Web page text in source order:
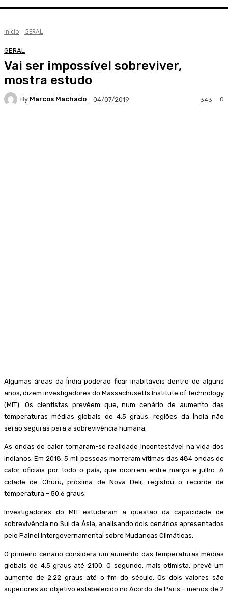
Início GERAL
GERAL
Vai ser impossível sobreviver,
mostra estudo
By Marcos Machado 04/07/2019 0
343
Algumas áreas da Índia poderão ficar inabitáveis dentro de alguns
anos, dizem investigadores do Massachusetts Institute of Technology
(MIT). Os cientistas prevêem que, num cenário de aumento das
temperaturas médias globais de 4,5 graus, regiões da Índia não
serão seguras para a sobrevivência humana.
As ondas de calor tornaram-se realidade incontestável na vida dos
indianos. Em 2018, 5 mil pessoas morreram vítimas das 484 ondas de
calor oficiais por todo o país, que ocorrem entre março e julho. A
cidade de Churu, próxima de Nova Deli, registou o recorde de
temperatura – 50,6 graus.
Investigadores do MIT estudaram a questão da capacidade de
sobrevivência no Sul da Ásia, analisando dois cenários apresentados
pelo Painel Intergovernamental sobre Mudanças Climáticas.
O primeiro cenário considera um aumento das temperaturas médias
globais de 4,5 graus até 2100. O segundo, mais otimista, prevê um
aumento de 2,22 graus até o fim do século. Os dois valores são
superiores ao objetivo estabelecido no Acordo de Paris – menos de 2